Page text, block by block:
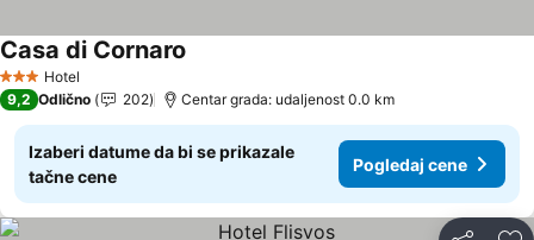
3 Zvezdice
Hotel
Casa di Cornaro
9,2 Odlično 202 Centar grada: udaljenost 0.0 km
Izaberi datume da bi se prikazale
tačne cene
Pogledaj cene